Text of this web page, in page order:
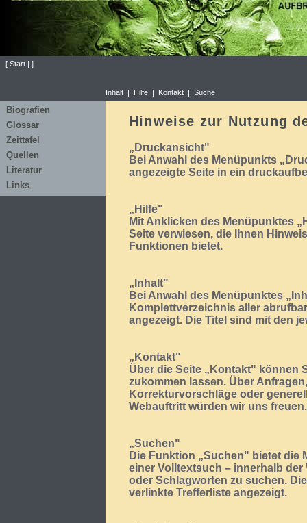
[ Start | ]
Inhalt | Hilfe | Kontakt | Suche
Biografien
Glossar
Zeittafel
Quellen
Literatur
Links
Hinweise zur Nutzung
„Druckansicht"
Bei Anwahl des Menüpunkts
angezeigte Seite in ein
„Hilfe"
Mit Anklicken des Menüpunktes
Seite verwiesen, die Ihnen
Funktionen bietet.
„Inhalt"
Bei Anwahl des Menüpunktes
Komplettverzeichnis aller
angezeigt. Die Titel sind mit den
„Kontakt"
Über die Seite „Kontakt" können
zukommen lassen. Über
Korrekturvorschläge oder
Webauftritt würden wir uns freuen.
„Suchen"
Die Funktion „Suchen" bietet die
einer Volltextsuch – innerhalb
oder Schlagworten zu suchen.
verlinkte Trefferliste angezeigt.